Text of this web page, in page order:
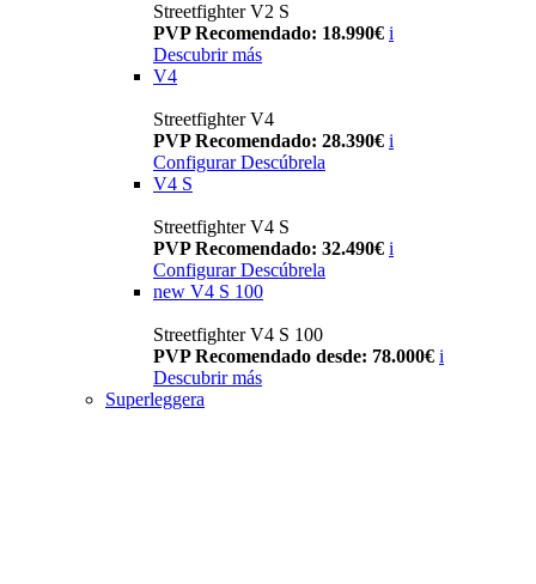
Streetfighter V2 S
PVP Recomendado: 18.990€ i
Descubrir más
V4
Streetfighter V4
PVP Recomendado: 28.390€ i
Configurar Descúbrela
V4 S
Streetfighter V4 S
PVP Recomendado: 32.490€ i
Configurar Descúbrela
new V4 S 100
Streetfighter V4 S 100
PVP Recomendado desde: 78.000€ i
Descubrir más
Superleggera